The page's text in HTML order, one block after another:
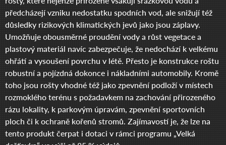
předcházejí vzniku nedostatku spodních vod, ale snižují též
důsledky rizikových klimatických jevů jako jsou záplavy.
Umožňuje obousměrné proudění vody a růst vegetace a
plastový materiál navíc zabezpečuje, že nedochází k velkému
ohřátí a vysoušení povrchu v létě. Přesto je konstrukce roštu
robustní a pojízdná dokonce i nákladními automobily. Kromě
toho jsou rošty vhodné též jako zpevnění podloží v místech
rozmoklého terénu s požadavkem na zachování přirozeného
rázu lokality, k parkovým úpravám, zpevnění sportovních
ploch či k ochraně kořenů stromů. Zajímavostí je, že lze na
tento produkt čerpat i dotaci v rámci programu „Velká